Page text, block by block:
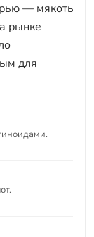
— мякоть
рынке
для